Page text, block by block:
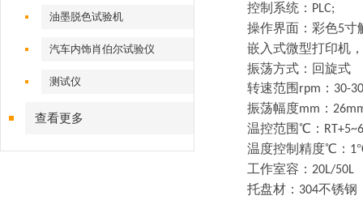
油墨脱色试验机
汽车内饰肖伯尔试验仪
测试仪
查看更多
控制系统： PLC;
操作界面：彩色5寸
嵌入式微型打印机
振荡方式：回旋式
转速范围 rpm ： 30-
振荡幅度mm ：
温控范围℃：
温度控制精度℃： 1°
工作室容： 20L/50L
托盘材： 304不锈钢